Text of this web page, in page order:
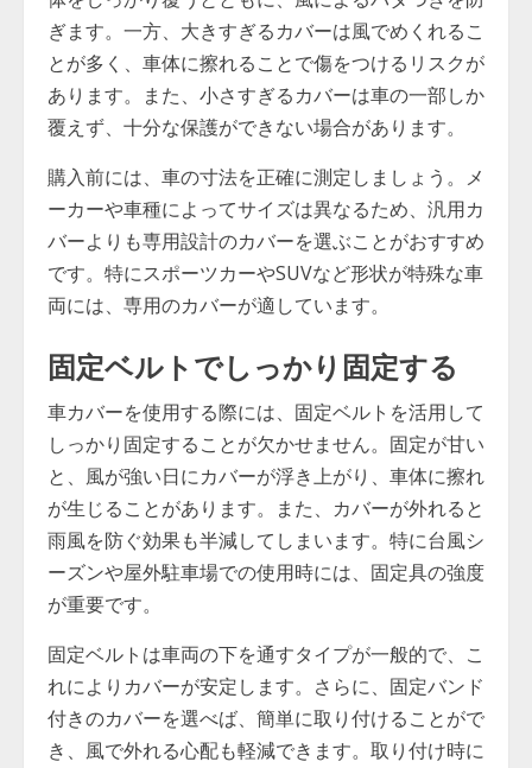
ぎます。一方、大きすぎるカバーは風でめくれるこ
とが多く、車体に擦れることで傷をつけるリスクが
あります。また、小さすぎるカバーは車の一部しか
覆えず、十分な保護ができない場合があります。
購入前には、車の寸法を正確に測定しましょう。メ
ーカーや車種によってサイズは異なるため、汎用カ
バーよりも専用設計のカバーを選ぶことがおすすめ
です。特にスポーツカーやSUVなど形状が特殊な車
両には、専用のカバーが適しています。
固定ベルトでしっかり固定する
車カバーを使用する際には、固定ベルトを活用して
しっかり固定することが欠かせません。固定が甘い
と、風が強い日にカバーが浮き上がり、車体に擦れ
が生じることがあります。また、カバーが外れると
雨風を防ぐ効果も半減してしまいます。特に台風シ
ーズンや屋外駐車場での使用時には、固定具の強度
が重要です。
固定ベルトは車両の下を通すタイプが一般的で、こ
れによりカバーが安定します。さらに、固定バンド
付きのカバーを選べば、簡単に取り付けることがで
き、風で外れる心配も軽減できます。取り付け時に